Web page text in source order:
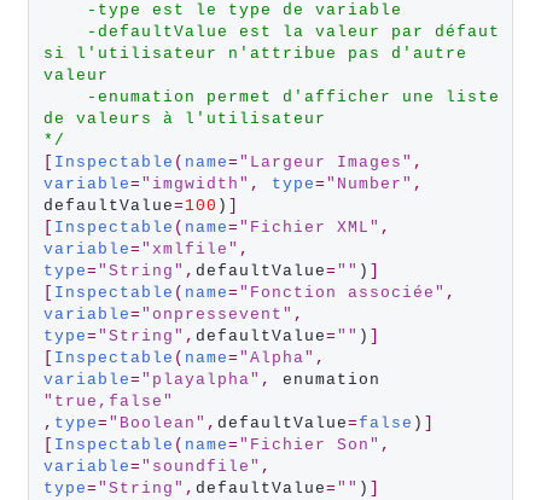
    -type est le type de variable
si l'utilisateur n'attribue pas d'autre
valeur
de valeurs à l'utilisateur
*/
Inspectable ( name= "Largeur Images" ,
variable= "imgwidth" , type= "Number" ,
defaultValue= 100 )
Inspectable ( name= "Fichier XML" ,
variable= "xmlfile" ,
type= "String" , defaultValue= "" )
Inspectable ( name= "Fonction associée" ,
variable= "onpressevent" ,
type= "String" , defaultValue= "" )
Inspectable ( name= "Alpha" ,
variable= "playalpha" ,
enumation
"true,false"
, type= "Boolean" , defaultValue= false )
Inspectable ( name= "Fichier Son" ,
variable= "soundfile" ,
type= "String" , defaultValue= "" )